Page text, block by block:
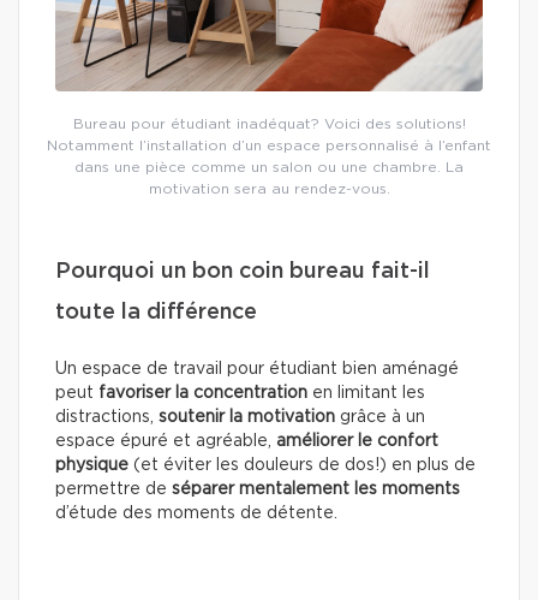
Bureau pour étudiant inadéquat? Voici des solutions!
Notamment l’installation d’un espace personnalisé à l’enfant
dans une pièce comme un salon ou une chambre. La
motivation sera au rendez-vous.
Pourquoi un bon coin bureau fait-il
toute la différence
Un espace de travail pour étudiant bien aménagé
peut favoriser la concentration en limitant les
distractions, soutenir la motivation grâce à un
espace épuré et agréable, améliorer le confort
physique (et éviter les douleurs de dos!) en plus de
permettre de séparer mentalement les moments
d’étude des moments de détente.